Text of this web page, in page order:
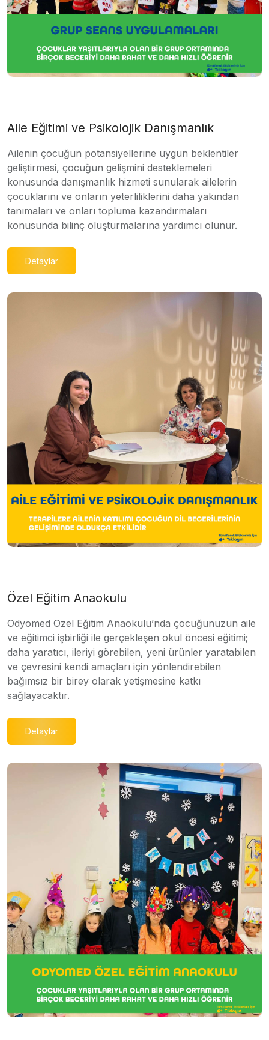
Aile Eğitimi ve Psikolojik Danışmanlık
Ailenin çocuğun potansiyellerine uygun beklentiler
geliştirmesi, çocuğun gelişmini desteklemeleri
konusunda danışmanlık hizmeti sunularak ailelerin
çocuklarını ve onların yeterliliklerini daha yakından
tanımaları ve onları topluma kazandırmaları
konusunda bilinç oluşturmalarına yardımcı olunur.
Detaylar
Özel Eğitim Anaokulu
Odyomed Özel Eğitim Anaokulu’nda çocuğunuzun aile
ve eğitimci işbirliği ile gerçekleşen okul öncesi eğitimi;
daha yaratıcı, ileriyi görebilen, yeni ürünler yaratabilen
ve çevresini kendi amaçları için yönlendirebilen
bağımsız bir birey olarak yetişmesine katkı
sağlayacaktır.
Detaylar